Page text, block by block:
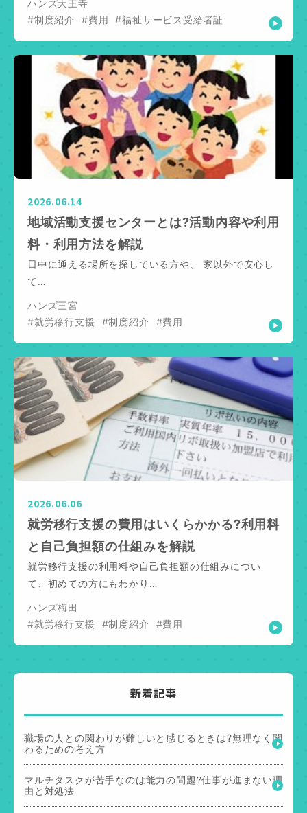
ハンズ天王寺
#制度紹介
#費用 #福祉サービス受給者証
2026.06.14
地域活動支援センターとは?活動内容や利用
料・利用方法を解説
日中に通える場所を探している方や、 家以外で安心し
て…
ハンズ三宮
#就労移行支援
#制度紹介 #費用
2026.06.06
就労移行支援の費用はいくらかかる?利用料
と自己負担額の仕組みを解説
就労移行支援の利用料や自己負担額の仕組みについ
て、初めての方にもわかり…
ハンズ梅田
#就労移行支援
#制度紹介 #費用
新着記事
職場の人との関わりが難しいと感じるときは?無理なく関
わるための考え方
マルチタスクが苦手なのは能力の問題?仕事が進まない理
由と対処法